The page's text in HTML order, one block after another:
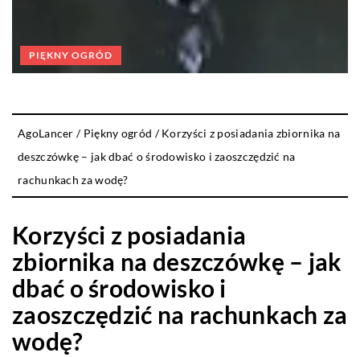
PIĘKNY OGRÓD
AgoLancer / Piękny ogród /Korzyści z posiadania zbiornika na
deszczówkę – jak dbać o środowisko i zaoszczędzić na
rachunkach za wodę?
Korzyści z posiadania
zbiornika na deszczówkę – jak
dbać o środowisko i
zaoszczędzić na rachunkach za
wodę?